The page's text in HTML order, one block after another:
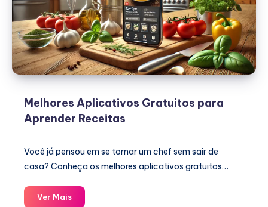
Melhores Aplicativos Gratuitos para
Aprender Receitas
Você já pensou em se tornar um chef sem sair de
casa? Conheça os melhores aplicativos gratuitos…
Ver MaisMelhores